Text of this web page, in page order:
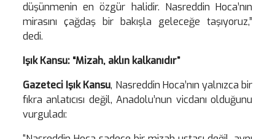
düşünmenin en özgür halidir. Nasreddin Hoca’nın
mirasını çağdaş bir bakışla geleceğe taşıyoruz,”
dedi.
Işık Kansu: “Mizah, aklın kalkanıdır”
Gazeteci Işık Kansu, Nasreddin Hoca’nın yalnızca bir
fıkra anlatıcısı değil, Anadolu’nun vicdanı olduğunu
vurguladı: